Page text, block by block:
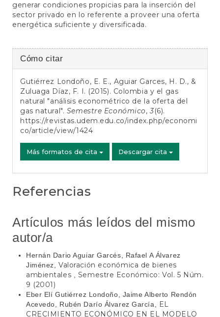
generar condiciones propicias para la inserción del
sector privado en lo referente a proveer una oferta
energética suficiente y diversificada.
Detalles
del
artículo
Cómo citar
Gutiérrez Londoño, E. E., Aguiar Garces, H. D., &
Zuluaga Díaz, F. I. (2015). Colombia y el gas
natural "análisis econométrico de la oferta del
gas natural". Semestre Económico,3(6).
https://revistas.udem.edu.co/index.php/economi
co/article/view/1424
Más formatos de cita Descargar cita
Referencias
Artículos más leídos del mismo
autor/a
Hernán Dario Aguiar Garcés, Rafael A Álvarez
Jiménez,Valoración económica de bienes
ambientales
Semestre Económico: Vol. 5 Núm.
9 (2001)
Eber Elí Gutiérrez Londoño, Jaime Alberto Rendón
Acevedo, Rubén Darío Álvarez García,
EL
CRECIMIENTO ECONÓMICO EN EL MODELO